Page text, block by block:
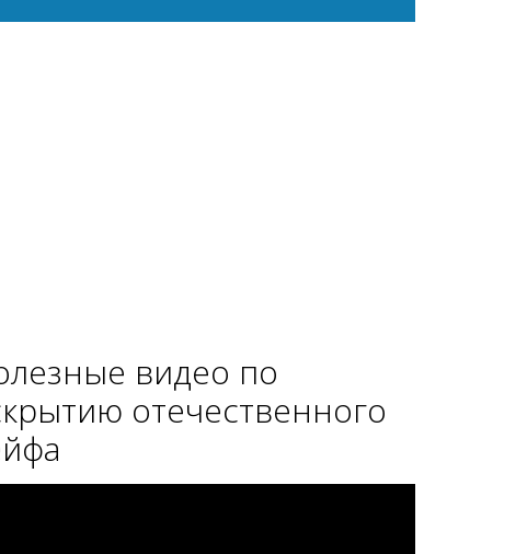
видео по
отечественного